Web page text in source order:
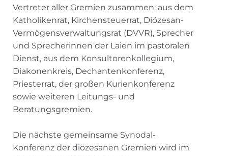
Vertreter aller Gremien zusammen: aus dem
Katholikenrat, Kirchensteuerrat, Diözesan-
Vermögensverwaltungsrat (DVVR), Sprecher
und Sprecherinnen der Laien im pastoralen
Dienst, aus dem Konsultorenkollegium,
Diakonenkreis, Dechantenkonferenz,
Priesterrat, der großen Kurienkonferenz
sowie weiteren Leitungs- und
Beratungsgremien.
Die nächste gemeinsame Synodal-
Konferenz der diözesanen Gremien wird im